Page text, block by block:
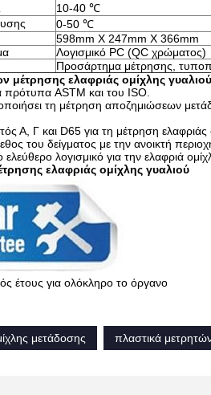
10-40 ℃
0-50 ℃
598mm X 247mm X 366mm
Λογισμικό PC (QC χρώματος)
Προσάρτημα μέτρησης,
μέτρησης ελαφριάς ομίχλης γυαλιού
πρότυπα ASTM και του ISO.
τη μέτρηση αποζημιώσεων
Α, Γ και D65 για τη μέτρηση ελαφριάς
του δείγματος με την ανοικτή
ελεύθερο λογισμικό για την ελαφριά
ελαφριάς ομίχλης γυαλιού
έτους για ολόκληρο το όργανο
μετάδοσης
πλαστικά